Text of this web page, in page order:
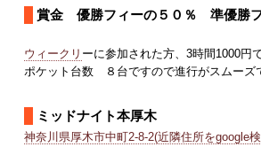
賞金 優勝フィーの５０％ 準優勝
ウィークリ ーに参加された方、3時間1000円
ポケット台数 ８台ですので進行がスムーズ
ミッドナイト本厚木
神奈川県厚木市中町2-8-2(近隣住所をgoogle